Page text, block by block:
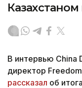
В интервью China
директор
рассказал об